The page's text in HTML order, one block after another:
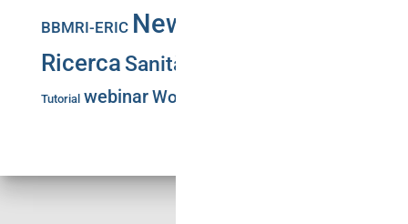
BBMRI-ERIC News
Ricerca Sanità Pubblica
Tutorial webinarWorkshop